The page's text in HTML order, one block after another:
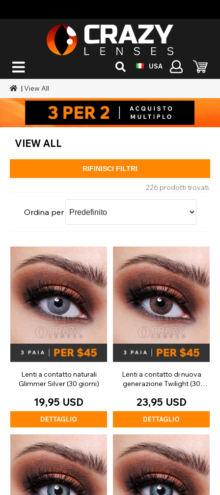
USA
|View All
VIEW ALL
RIFINISCI FILTRI
226 prodotti trovati.
Ordina per
Lenti a contatto naturali
Glimmer Silver (30 giorni)
19,95 USD
DETTAGLIO
Lenti a contatto di nuova
generazione Twilight (30
23,95 USD
DETTAGLIO